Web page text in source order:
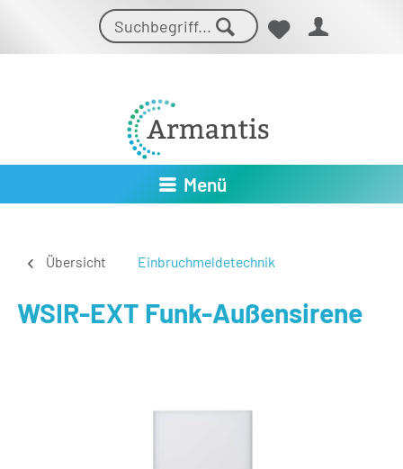
Menü
Übersicht Einbruchmeldetechnik
WSIR-EXT Funk-Außensirene